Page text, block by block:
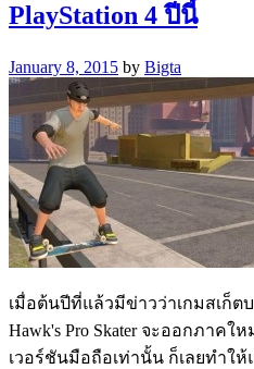
PlayStation 4 ปีนี้
January 8, 2015 by Bigta
เมื่อต้นปีที่แล้วมีข่าวว่าเกมสเก็ต
Hawk's Pro Skater จะออกภาคใ
เวอร์ชันมือถือเท่านั้น ก็เลยทำใ